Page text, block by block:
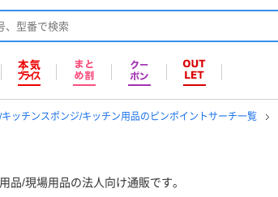
ッチンスポンジ/キッチン用品のピンポイントサーチ一覧
品/現場用品の法人向け通販です。